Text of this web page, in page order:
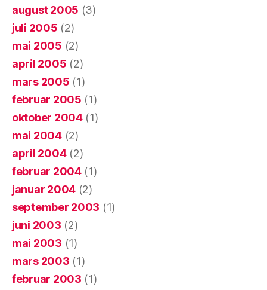
august 2005 (3)
juli 2005 (2)
mai 2005 (2)
april 2005 (2)
mars 2005 (1)
februar 2005 (1)
oktober 2004(1)
mai 2004(2)
april 2004(2)
februar 2004(1)
januar 2004 (2)
september 2003 (1)
juni 2003 (2)
mai 2003 (1)
mars 2003 (1)
februar 2003 (1)